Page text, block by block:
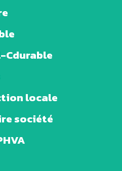
Cdurable
locale
société